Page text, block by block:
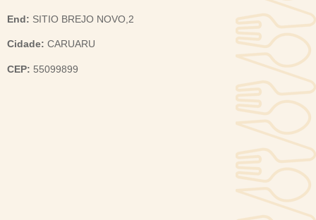
End: SITIO BREJO NOVO,2
Cidade: CARUARU
CEP: 55099899